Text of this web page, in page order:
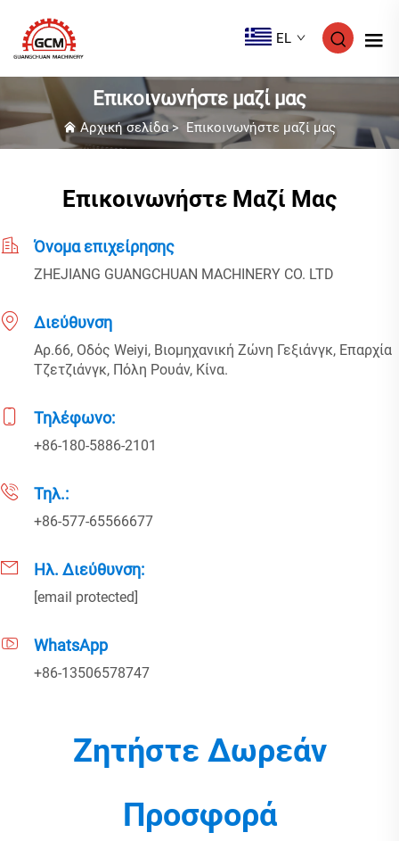
EL
Επικοινωνήστε μαζί μας
Αρχική σελίδα> Επικοινωνήστε μαζί μας
Επικοινωνήστε Μαζί Μας
Όνομα επιχείρησης
ZHEJIANG GUANGCHUAN MACHINERY CO. LTD
Διεύθυνση
Αρ.66, Οδός Weiyi, Βιομηχανική Ζώνη Γεξιάνγκ, Επαρχία
Τζετζιάνγκ, Πόλη Ρουάν, Κίνα.
Τηλέφωνο:
+86-180-5886-2101
Τηλ.:
+86-577-65566677
Ηλ. Διεύθυνση:
[email protected]
WhatsApp
+86-13506578747
Ζητήστε Δωρεάν
Προσφορά